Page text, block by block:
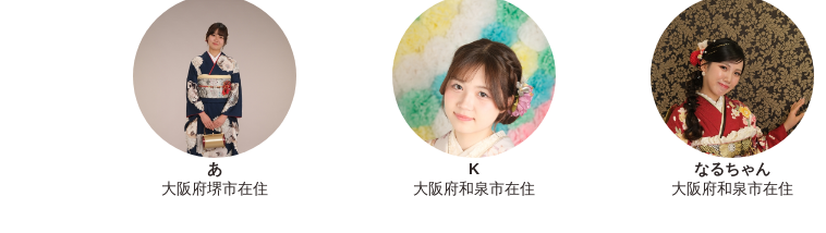
あ
大阪府堺市在住
K
大阪府和泉市在住
なるちゃん
大阪府和泉市在住